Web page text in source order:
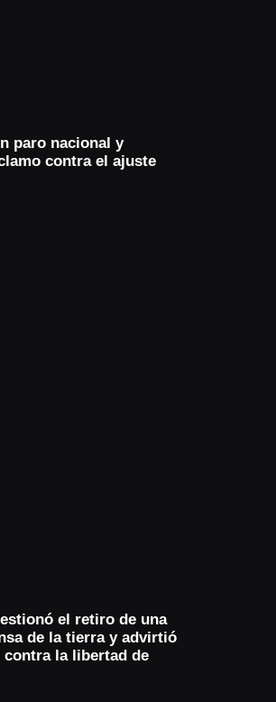
paro nacional y
contra el ajuste
el retiro de una
de la tierra y advirtió
contra la libertad de